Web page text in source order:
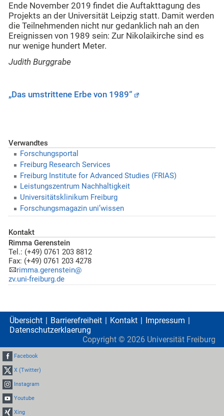
Ende November 2019 findet die Auftakttagung des
Projekts an der Universität Leipzig statt. Damit werden
die Teilnehmenden nicht nur gedanklich nah an den
Ereignissen von 1989 sein: Zur Nikolaikirche sind es
nur wenige hundert Meter.
Judith Burggrabe
„Das umstrittene Erbe von 1989“
Verwandtes
Forschungsportal
Freiburg Research Services
Freiburg Institute for Advanced Studies (FRIAS)
Leistungszentrum Nachhaltigkeit
Universitätsklinikum Freiburg
Forschungsmagazin uni’wissen
Kontakt
Rimma Gerenstein
Tel.: (+49) 0761 203 8812
Fax: (+49) 0761 203 4278
rimma.gerenstein@
zv.uni-freiburg.de
Übersicht Barrierefreiheit Kontakt
Impressum
Datenschutzerklaerung
Copyright © 2026 Universität Freiburg
Facebook
X (Twitter)
Instagram
Youtube
Xing